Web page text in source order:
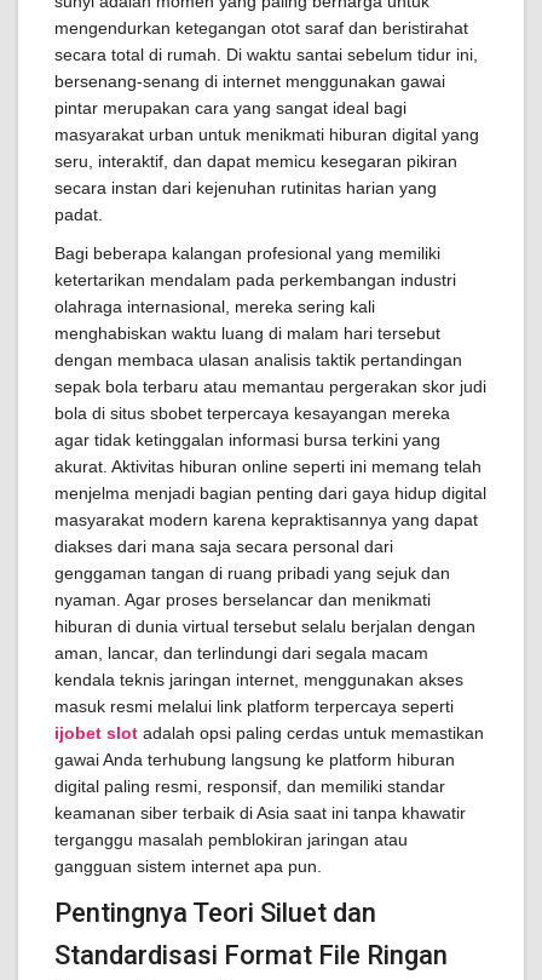
mengendurkan ketegangan otot saraf dan beristirahat
secara total di rumah. Di waktu santai sebelum tidur ini,
bersenang-senang di internet menggunakan gawai
pintar merupakan cara yang sangat ideal bagi
masyarakat urban untuk menikmati hiburan digital yang
seru, interaktif, dan dapat memicu kesegaran pikiran
secara instan dari kejenuhan rutinitas harian yang
padat.
Bagi beberapa kalangan profesional yang memiliki
ketertarikan mendalam pada perkembangan industri
olahraga internasional, mereka sering kali
menghabiskan waktu luang di malam hari tersebut
dengan membaca ulasan analisis taktik pertandingan
sepak bola terbaru atau memantau pergerakan skor judi
bola di situs sbobet terpercaya kesayangan mereka
agar tidak ketinggalan informasi bursa terkini yang
akurat. Aktivitas hiburan online seperti ini memang telah
menjelma menjadi bagian penting dari gaya hidup digital
masyarakat modern karena kepraktisannya yang dapat
diakses dari mana saja secara personal dari
genggaman tangan di ruang pribadi yang sejuk dan
nyaman. Agar proses berselancar dan menikmati
hiburan di dunia virtual tersebut selalu berjalan dengan
aman, lancar, dan terlindungi dari segala macam
kendala teknis jaringan internet, menggunakan akses
masuk resmi melalui link platform terpercaya seperti
ijobet slot adalah opsi paling cerdas untuk memastikan
gawai Anda terhubung langsung ke platform hiburan
digital paling resmi, responsif, dan memiliki standar
keamanan siber terbaik di Asia saat ini tanpa khawatir
terganggu masalah pemblokiran jaringan atau
gangguan sistem internet apa pun.
Pentingnya Teori Siluet dan
Standardisasi Format File Ringan